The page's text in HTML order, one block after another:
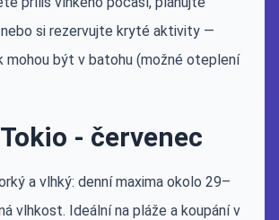
si rezervujte kryté aktivity —
mohou být v batohu (možné oteplení
- červenec
a vlhký: denní maxima okolo 29–
vlhkost. Ideální na pláže a koupání v